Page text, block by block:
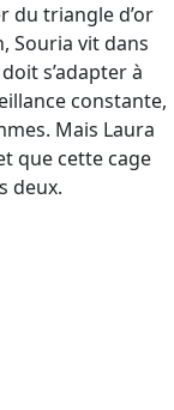
du triangle d’or
Souria vit dans
s’adapter à
constante,
Mais Laura
que cette cage
deux.